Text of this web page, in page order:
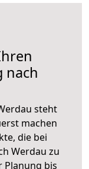
nach
steht
machen
die bei
Werdau zu
Planung bis